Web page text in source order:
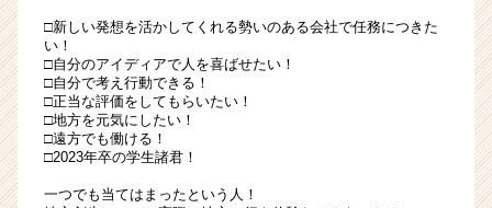
□新しい発想を活かしてくれる勢いのある会社で任務につきた
い！
□自分のアイディアで人を喜ばせたい！
□自分で考え行動できる！
□正当な評価をしてもらいたい！
□地方を元気にしたい！
□遠方でも働ける！
□2023年卒の学生諸君！
一つでも当てはまったという人！